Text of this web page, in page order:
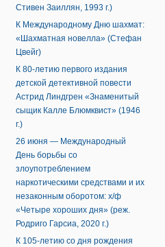
Стивен Заиллян, 1993 г.)
К Международному Дню шахмат:
«Шахматная новелла» (Стефан
Цвейг)
К 80-летию первого издания
детской детективной повести
Астрид Линдгрен «Знаменитый
сыщик Калле Блюмквист» (1946
г.)
26 июня — Международный
День борьбы со
злоупотреблением
наркотическими средствами и их
незаконным оборотом: х/ф
«Четыре хороших дня» (реж.
Родриго Гарсиа, 2020 г.)
К 105-летию со дня рождения